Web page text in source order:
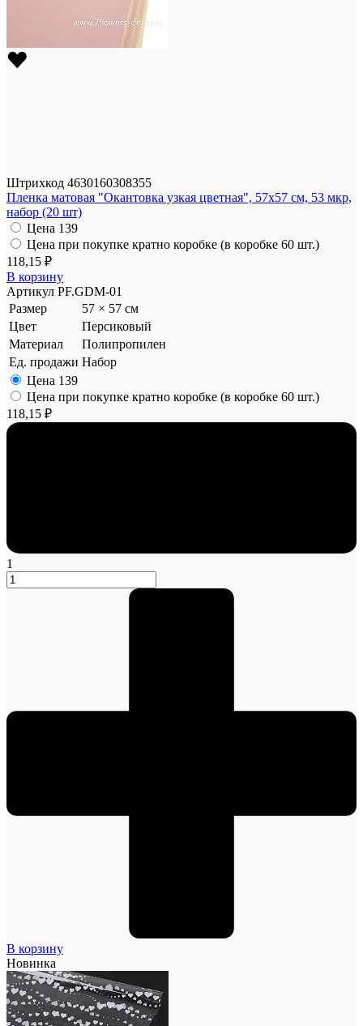
Штрихкод 4630160308355
Пленка матовая "Окантовка узкая цветная", 57x57 см, 53 мкр,
набор (20 шт)
Цена 139
Цена при покупке кратно коробке (в коробке 60 шт.)
118,15 ₽
В корзину
Артикул PF.GDM-01
Размер
57 × 57 см
Цвет
Персиковый
Материал
Полипропилен
Ед. продажи Набор
Цена 139
Цена при покупке кратно коробке (в коробке 60 шт.)
118,15 ₽
1
В корзину
Новинка